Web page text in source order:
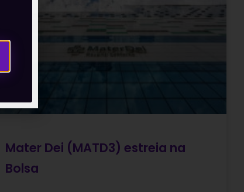
Mater Dei (MATD3) estreia na
Bolsa